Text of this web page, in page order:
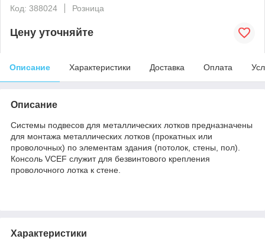
Код: 388024
Розница
Цену уточняйте
Описание Характеристики Доставка Оплата
Описание
Системы подвесов для металлических лотков предназначены
для монтажа металлических лотков (прокатных или
проволочных) по элементам здания (потолок, стены, пол).
Консоль VCEF служит для безвинтового крепления
проволочного лотка к стене.
Характеристики